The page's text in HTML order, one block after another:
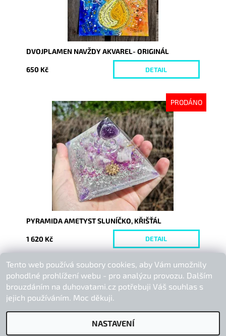
DVOJPLAMEN NAVŽDY AKVAREL- ORIGINÁL
650 Kč DETAIL
PRODÁNO
Dostupnost:
Vyprodáno
10230
PYRAMIDA AMETYST SLUNÍČKO, KŘIŠŤÁL
1 620 Kč DETAIL
Buďte první, kdo napíše příspěvek k této položce.
Přidat komentář
Tento web používá soubory cookies, aby Vám umožnily
pohodlné prohlížení webu - pro analýzu provozu. Dalším
brouzdáním na duhovatami.cz potřebuji Váš souhlas s
jejich používáním. Moc děkuji.
NASTAVENÍ